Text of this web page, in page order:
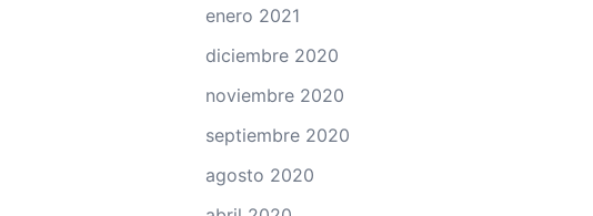
enero 2021
diciembre 2020
noviembre 2020
septiembre 2020
agosto 2020